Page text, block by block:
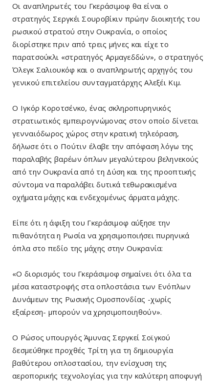
Οι αναπληρωτές του Γκεράσιμοφ θα είναι ο
στρατηγός Σεργκέι Σουροβίκιν πρώην διοικητής του
ρωσικού στρατού στην Ουκρανία, ο οποίος
διορίστηκε πριν από τρεις μήνες και είχε το
παρατσούκλι «στρατηγός Αρμαγεδδών», ο στρατηγός
Όλεγκ Σαλιουκόφ και ο αναπληρωτής αρχηγός του
γενικού επιτελείου συνταγματάρχης Αλεξέι Κιμ.
Ο Ιγκόρ Κοροτσένκο, ένας σκληροπυρηνικός
στρατιωτικός εμπειρογνώμονας στον οποίο δίνεται
γενναιόδωρος χώρος στην κρατική τηλεόραση,
δήλωσε ότι ο Πούτιν έλαβε την απόφαση λόγω της
παραλαβής βαρέων όπλων μεγαλύτερου βεληνεκούς
από την Ουκρανία από τη Δύση και της προοπτικής
σύντομα να παραλάβει δυτικά τεθωρακισμένα
οχήματα μάχης και ενδεχομένως άρματα μάχης.
Είπε ότι η άφιξη του Γκεράσιμοφ αύξησε την
πιθανότητα η Ρωσία να χρησιμοποιήσει πυρηνικά
όπλα στο πεδίο της μάχης στην Ουκρανία:
«Ο διορισμός του Γκεράσιμοφ σημαίνει ότι όλα τα
μέσα καταστροφής στα οπλοστάσια των Ενόπλων
Δυνάμεων της Ρωσικής Ομοσπονδίας -χωρίς
εξαίρεση- μπορούν να χρησιμοποιηθούν».
Ο Ρώσος υπουργός Άμυνας Σεργκεί Σοϊγκού
δεσμεύθηκε προχθές Τρίτη για τη δημιουργία
βαθύτερου οπλοστασίου, την ενίσχυση της
αεροπορικής τεχνολογίας για την καλύτερη αποφυγή